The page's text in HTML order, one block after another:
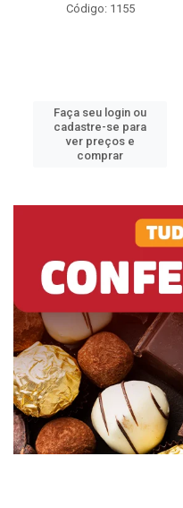
Código: 1155
Faça seu login ou
cadastre-se para
ver preços e
comprar